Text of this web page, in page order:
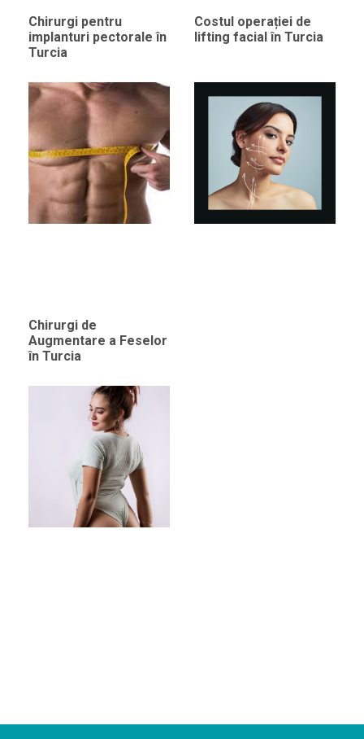
Chirurgi pentru
implanturi pectorale în
Turcia
Costul operației de
lifting facial în Turcia
Chirurgi de
Augmentare a Feselor
în Turcia